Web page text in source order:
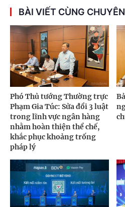
BÀI VIẾT CÙNG
Phó Thủ tướng Thường trực
Phạm Gia Túc: Sửa đổi 3 luật
trong lĩnh vực ngân hàng
nhằm hoàn thiện thể chế,
khắc phục khoảng trống
pháp lý